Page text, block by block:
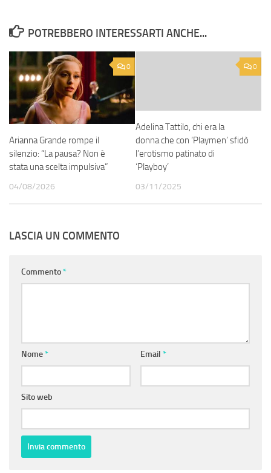
POTREBBERO INTERESSARTI ANCHE...
0
Arianna Grande rompe il
silenzio: “La pausa? Non è
stata una scelta impulsiva”
04/08/2026
0
Adelina Tattilo, chi era la
donna che con ‘Playmen’ sfidò
l’erotismo patinato di
‘Playboy’
03/11/2025
LASCIA UN COMMENTO
Commento*
Nome* Email *
Sito web